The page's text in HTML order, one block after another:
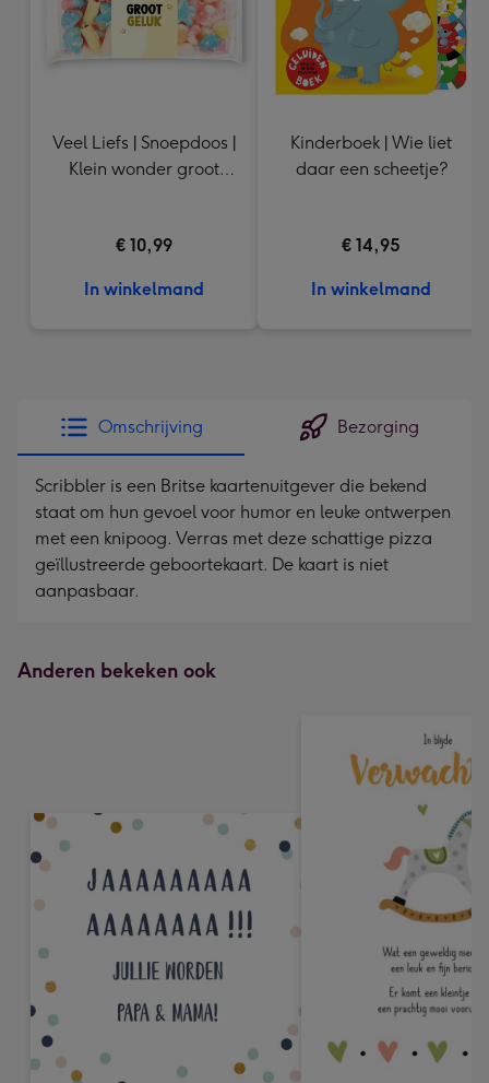
Veel Liefs | Snoepdoos |
Klein wonder groot
€ 10,99
In winkelmand
Kinderboek | Wie liet
daar een scheetje?
€ 14,95
In winkelmand
Omschrijving Bezorging
Scribbler is een Britse kaartenuitgever die bekend
staat om hun gevoel voor humor en leuke ontwerpen
met een knipoog. Verras met deze schattige pizza
geïllustreerde geboortekaart. De kaart is niet
aanpasbaar.
Anderen bekeken ook